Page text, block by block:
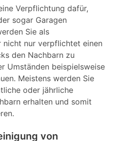
Verpflichtung dafür,
sogar Garagen
Sie als
nicht nur verpflichtet einen
den Nachbarn zu
Umständen beispielsweise
Meistens werden Sie
oder jährliche
erhalten und somit
von